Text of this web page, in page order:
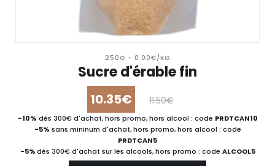
250G - 0.00€/KG
Sucre d'érable fin
10.35€ 11.50€
-10% dès 300€ d'achat, hors promo, hors alcool : code PRDTCAN10
-5% sans mininum d'achat, hors promo, hors alcool : code
PRDTCAN5
-5%dès 300€ d'achat sur les alcools, hors promo : code ALCOOL5